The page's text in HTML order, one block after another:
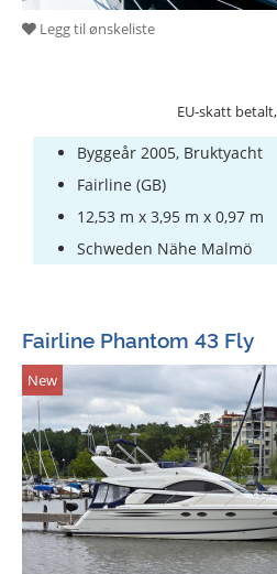
Legg til ønskeliste
EU-skatt
Byggeår 2005, Bruktyacht
Fairline (GB)
12,53 m x 3,95 m x 0,97 m
Schweden Nähe Malmö
Fairline Phantom 43 Fly
New